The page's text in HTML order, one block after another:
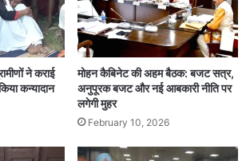
ने कराई
कन्यादान
मोहन कैबिनेट की अहम बैठक: बजट सत्र,
अनुपूरक बजट और नई आबकारी नीति पर
लगेगी मुहर
February 10, 2026